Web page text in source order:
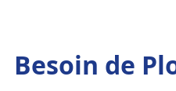
Besoin de